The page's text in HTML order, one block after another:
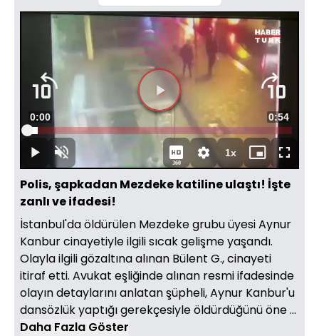
Videoyu
Oynat
OynatSesi
Aç
Süre
0:00 Toplam
Süre
0:54
360
Yüklendi:
32.98%
1xOynatma
Hızı
Mini
oynatıcı
Tam
Ekran
Polis, şapkadan Mezdeke katiline ulaştı! İşte
zanlı ve ifadesi!
İstanbul'da öldürülen Mezdeke grubu üyesi Aynur
Kanbur cinayetiyle ilgili sıcak gelişme yaşandı.
Olayla ilgili gözaltına alınan Bülent G., cinayeti
itiraf etti. Avukat eşliğinde alınan resmi ifadesinde
olayın detaylarını anlatan şüpheli, Aynur Kanbur'u
dansözlük yaptığı gerekçesiyle öldürdüğünü öne ...
Daha Fazla Göster